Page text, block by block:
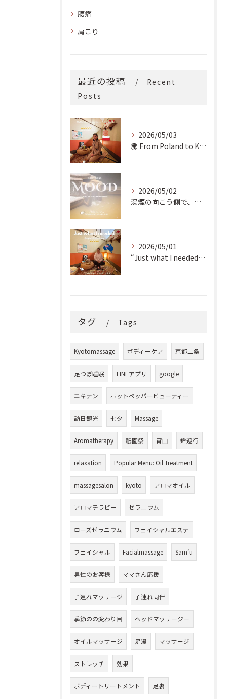
腰痛
肩こり
最近の投稿
Recent
Posts
2026/05/03
🌍 From Poland to Kyoto! 🇵🇱✨
2026/05/02
湯煙の向こう側で、魂の輪郭を整える。
2026/05/01
“Just what I needed!” ✨
タグ Tags
Kyotomassage ボディーケア 京都二条
足つぼ睡眠 LINEアプリ google
エキテン ホットペッパービューティー
訪日観光 七夕 Massage
Aromatherapy 祇園祭 宵山 鉾巡行
relaxation Popular Menu: Oil Treatment
massagesalon kyoto アロマオイル
アロマテラピー ゼラニウム
ローズゼラニウム フェイシャルエステ
フェイシャル Facialmassage Sam’u
男性のお客様 ママさん応援
子連れマッサージ 子連れ同伴
季節のの変わり目 ヘッドマッサージー
オイルマッサージ 足湯 マッサージ
ストレッチ 効果
ボディートリートメント 足裏